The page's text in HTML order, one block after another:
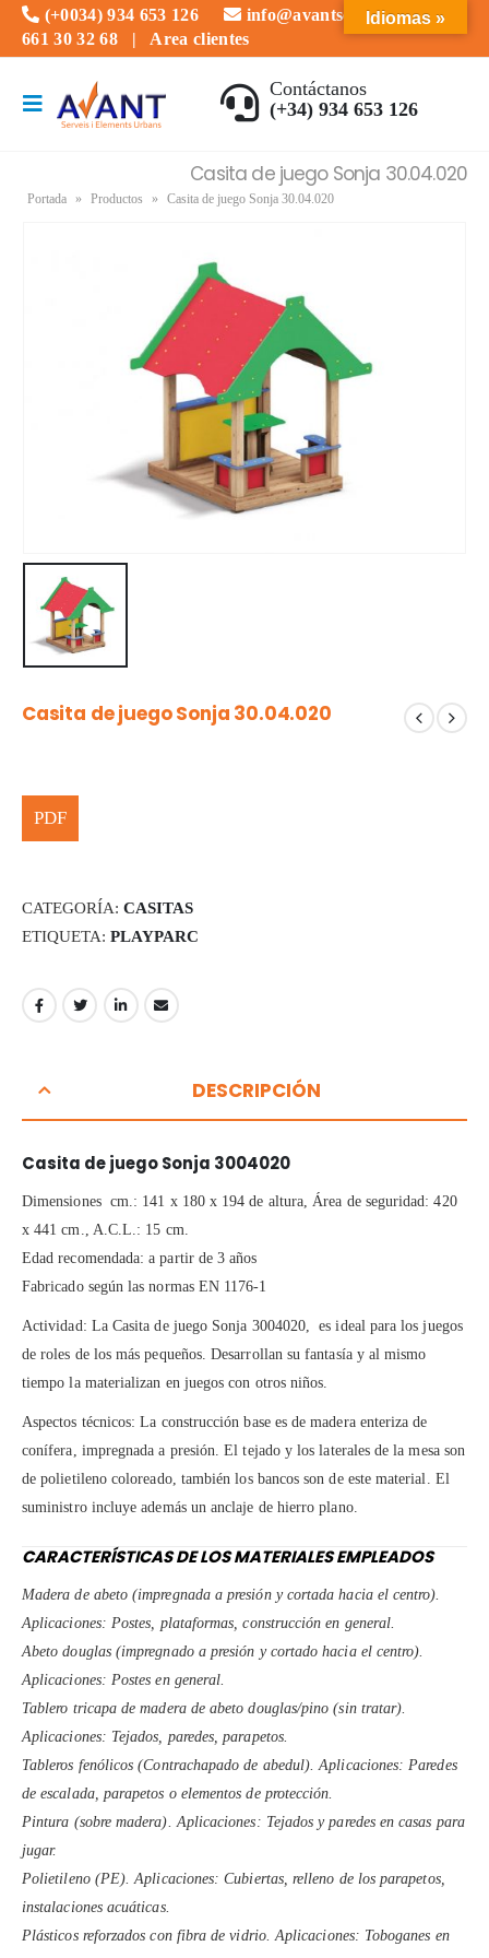
(+0034) 934 653 126
info@avantserveis.com
661 30 32 68 | Area clientes
Contáctanos
(+34) 934 653 126
Casita de juego Sonja 30.04.020
Portada » Productos » Casita de juego Sonja 30.04.020
Casita de juego Sonja 30.04.020
CATEGORÍA: CASITAS
ETIQUETA: PLAYPARC
DESCRIPCIÓN
Casita de juego Sonja 3004020
Dimensiones cm.: 141 x 180 x 194 de altura, Área de seguridad: 420
x 441 cm., A.C.L.: 15 cm.
Edad recomendada: a partir de 3 años
Fabricado según las normas EN 1176-1
Actividad: La Casita de juego Sonja 3004020, es ideal para los juegos
de roles de los más pequeños. Desarrollan su fantasía y al mismo
tiempo la materializan en juegos con otros niños.
Aspectos técnicos: La construcción base es de madera enteriza de
conífera, impregnada a presión. El tejado y los laterales de la mesa son
de polietileno coloreado, también los bancos son de este material. El
suministro incluye además un anclaje de hierro plano.
CARACTERÍSTICAS DE LOS MATERIALES EMPLEADOS
Madera de abeto (impregnada a presión y cortada hacia el centro).
Aplicaciones: Postes, plataformas, construcción en general.
Abeto douglas (impregnado a presión y cortado hacia el centro).
Aplicaciones: Postes en general.
Tablero tricapa de madera de abeto douglas/pino (sin tratar).
Aplicaciones: Tejados, paredes, parapetos.
Tableros fenólicos (Contrachapado de abedul). Aplicaciones: Paredes
de escalada, parapetos o elementos de protección.
Pintura (sobre madera). Aplicaciones: Tejados y paredes en casas para
jugar.
Polietileno (PE). Aplicaciones: Cubiertas, relleno de los parapetos,
instalaciones acuáticas.
Plásticos reforzados con fibra de vidrio. Aplicaciones: Toboganes en
Idiomas »